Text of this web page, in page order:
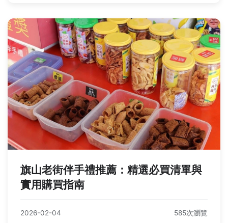
旗山老街伴手禮推薦：精選必買清單與
實用購買指南
2026-02-04 585次瀏覽